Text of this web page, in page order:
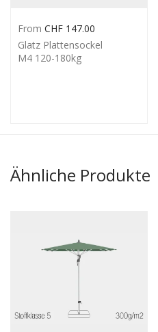
Glatz Plattensockel
M4 120-180kg
From CHF 147.00
Ähnliche Produkte